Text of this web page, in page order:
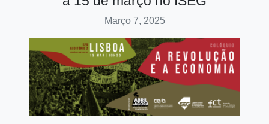
Março 7, 2025